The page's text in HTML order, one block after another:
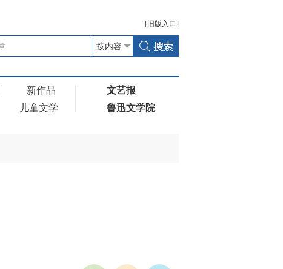
[ 旧版 入口]
新作品
儿童文学
文艺报
鲁迅文学院